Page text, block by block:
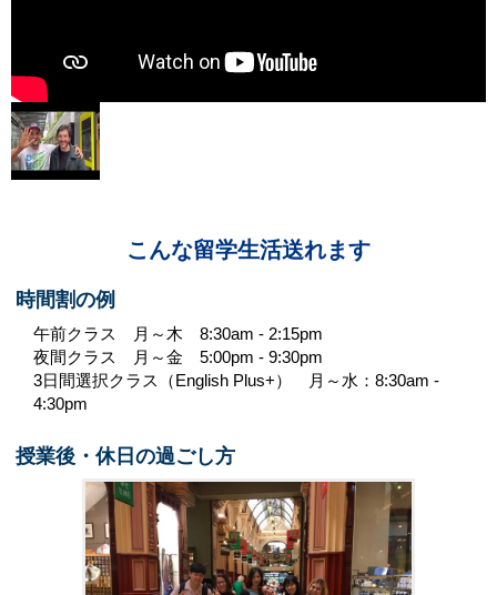
こんな留学生活送れます
時間割の例
午前クラス 月～木 8:30am - 2:15pm
夜間クラス 月～金 5:00pm - 9:30pm
3日間選択クラス（English Plus+） 月～水：8:30am -
4:30pm
授業後・休日の過ごし方